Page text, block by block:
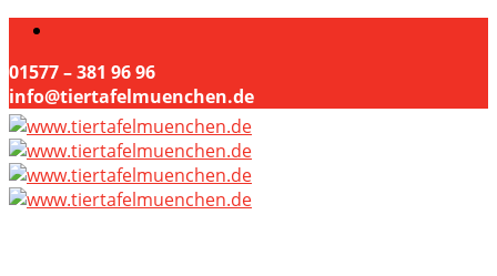
01577 – 381 96 96
info@tiertafelmuenchen.de